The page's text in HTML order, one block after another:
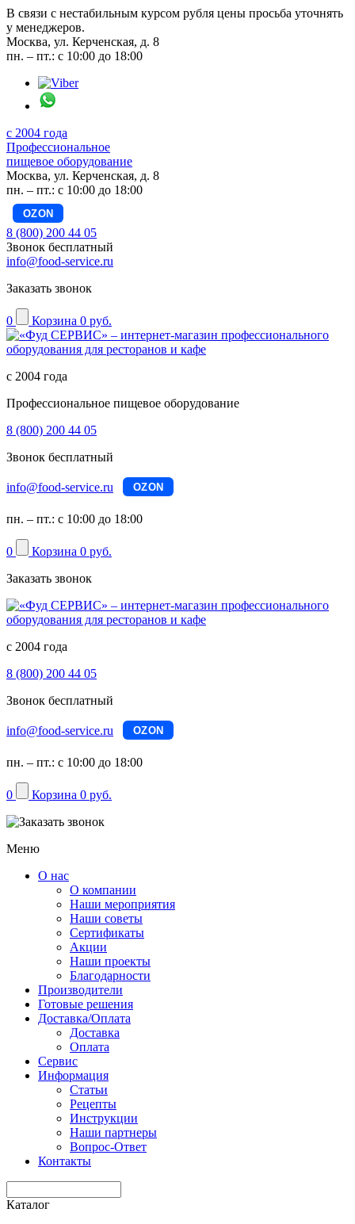
В связи с нестабильным курсом рубля цены просьба уточнять
у менеджеров.
Москва, ул. Керченская, д. 8
пн. – пт.: с 10:00 до 18:00
с 2004 года
Профессиональное
пищевое оборудование
Москва, ул. Керченская, д. 8
пн. – пт.: с 10:00 до 18:00
OZON
8 (800) 200 44 05
Звонок бесплатный
info@food-service.ru
Заказать звонок
0 Корзина 0 руб.
с 2004 года
Профессиональное пищевое оборудование
8 (800) 200 44 05
Звонок бесплатный
info@food-service.ru OZON
пн. – пт.: с 10:00 до 18:00
0 Корзина 0 руб.
Заказать звонок
с 2004 года
8 (800) 200 44 05
Звонок бесплатный
info@food-service.ru OZON
пн. – пт.: с 10:00 до 18:00
0 Корзина 0 руб.
Меню
О нас
О компании
Наши мероприятия
Наши советы
Сертификаты
Акции
Наши проекты
Благодарности
Производители
Готовые решения
Доставка/Оплата
Доставка
Оплата
Сервис
Информация
Статьи
Рецепты
Инструкции
Наши партнеры
Вопрос-Ответ
Контакты
Каталог